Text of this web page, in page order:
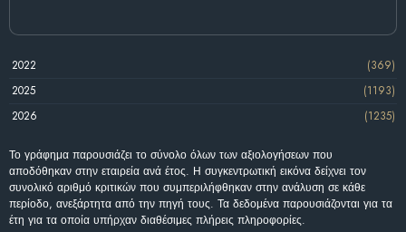
2022
(369)
2025
(1193)
2026
(1235)
Το γράφημα παρουσιάζει το σύνολο όλων των αξιολογήσεων που
αποδόθηκαν στην εταιρεία ανά έτος. Η συγκεντρωτική εικόνα δείχνει τον
συνολικό αριθμό κριτικών που συμπεριλήφθηκαν στην ανάλυση σε κάθε
περίοδο, ανεξάρτητα από την πηγή τους. Τα δεδομένα παρουσιάζονται για τα
έτη για τα οποία υπήρχαν διαθέσιμες πλήρεις πληροφορίες.